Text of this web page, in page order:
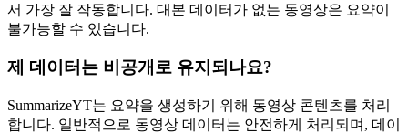
서 가장 잘 작동합니다. 대본 데이터가 없는 동영상은 요약이
불가능할 수 있습니다.
제 데이터는 비공개로 유지되나요?
SummarizeYT는 요약을 생성하기 위해 동영상 콘텐츠를 처리
합니다. 일반적으로 동영상 데이터는 안전하게 처리되며, 데이